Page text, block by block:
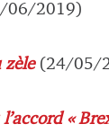
2019)
zèle(24/05/
«